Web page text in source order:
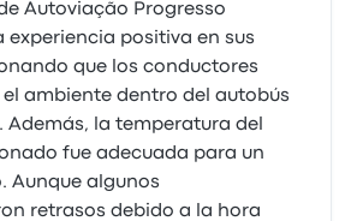
Autoviação Progresso
experiencia positiva en sus
que los conductores
el ambiente dentro del autobús
Además, la temperatura del
fue adecuada para un
Aunque algunos
retrasos debido a la hora